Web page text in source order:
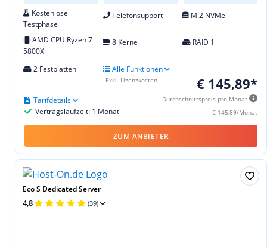
Kostenlose
Testphase
Telefonsupport M.2 NVMe
AMD CPU Ryzen 7
5800X
8 Kerne RAID 1
2 Festplatten Alle Funktionen
€ 145,89*
Durchschnittspreis pro Monat
€ 145,89/Monat
Vertragslaufzeit: 1 Monat
Tarifdetails
Exkl. Lizenzkosten
ZUM ANBIETER
Eco S Dedicated Server
4,8 (39)